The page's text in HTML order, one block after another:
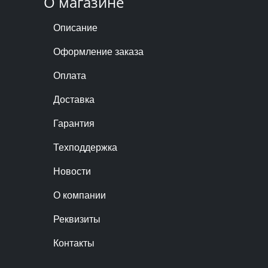
Описание
Оформление заказа
Оплата
Доставка
Гарантия
Техподдержка
Новости
О компании
Реквизиты
Контакты